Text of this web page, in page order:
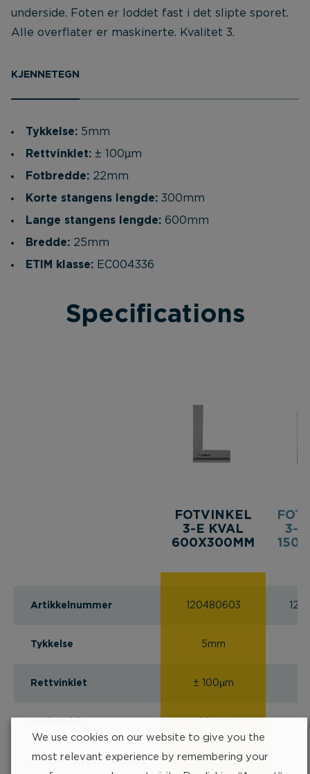
underside. Foten er loddet fast i det slipte sporet.
Alle overflater er maskinerte. Kvalitet 3.
KJENNETEGN
Tykkelse: 5mm
Rettvinklet: ± 100µm
Fotbredde: 22mm
Korte stangens lengde: 300mm
Lange stangens lengde: 600mm
Bredde: 25mm
ETIM klasse: EC004336
Specifications
Artikkelnummer
Tykkelse
Rettvinklet
Korte stangens lengde
FOTVINKEL
3-E KVAL
600X300MM
120480603
5mm
± 100µm
300mm
3-E
We use cookies on our website to give you the
most relevant experience by remembering your